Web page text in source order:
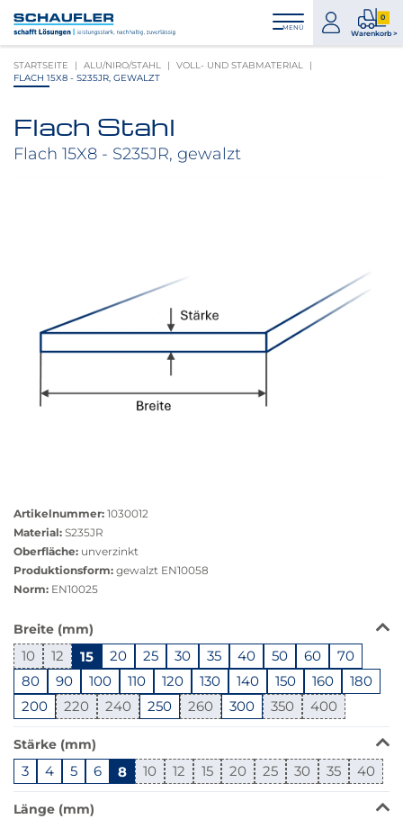
Inhalt
Hauptnavigation
Footernavigation
Logo
Schaufler
verlinkt
zur
MENÜ
zum
Konto
0
Warenkorb >
0
STARTSEITE ALU/NIRO/STAHL
VOLL- UND STABMATERIAL
FLACH 15X8 - S235JR, GEWALZT
Produktbilder
Flach Stahl
Flach 15X8 - S235JR, gewalzt
anzeigen
Artikelnummer: 1030012
Material: S235JR
Oberfläche: unverzinkt
Produktionsform: gewalzt EN10058
Norm: EN10025
Produkt
ist
in
dieser
Variante
verfügbar.
Bei
Klick
wechselt
Breite (mm)
10 12 15 20 25 30 35 40 50 60
70
80
90 100 110 120 130 140 150 160
180
200
220 240 250 260 300 350 400
Stärke (mm)
3 4 5 6 8 10 12 15 20 25 30 35 40
Länge (mm)